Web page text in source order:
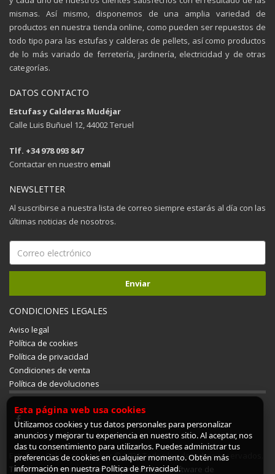
mismas. Así mismo, disponemos de una amplia variedad de
productos en nuestra tienda online, como pueden ser repuestos de
todo tipo para las estufas y calderas de pellets, así como productos
de lo más variado de ferretería, jardinería, electricidad y de otras
categorías.
DATOS CONTACTO
Estufas y Calderas Mudéjar
Calle Luis Buñuel 12, 44002 Teruel
Tlf. +34 978 093 847
Contactar en nuestro email
NEWSLETTER
Al suscribirse a nuestra lista de correo siempre estarás al día con las
últimas noticias de nosotros.
CONDICIONES LEGALES
Aviso legal
Política de cookies
Política de privacidad
Condiciones de venta
Política de devoluciones
Estufas y Calderas Mudéjar © 2026 Todos los derechos reservados.
Tienda online creada con ShopinCloud, un software de
Esta página web usa cookies
Utilizamos cookies y tus datos personales para personalizar
anuncios y mejorar tu experiencia en nuestro sitio. Al aceptar, nos
das tu consentimiento para utilizarlos. Puedes administrar tus
preferencias de cookies en cualquier momento. Obtén más
información en nuestra Política de Privacidad.